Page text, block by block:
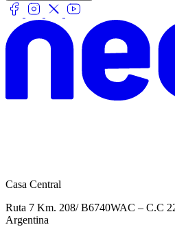
Casa Central
Ruta 7 Km. 208/ B6740WAC – C.C
Argentina